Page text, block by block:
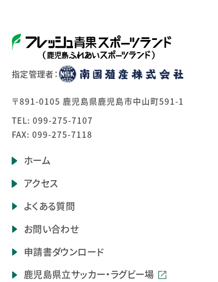
指定管理者：
〒891-0105 鹿児島県鹿児島市中山町591-1
TEL: 099-275-7107
FAX: 099-275-7118
ホーム
アクセス
よくある質問
お問い合わせ
申請書ダウンロード
鹿児島県立サッカー・ラグビー場